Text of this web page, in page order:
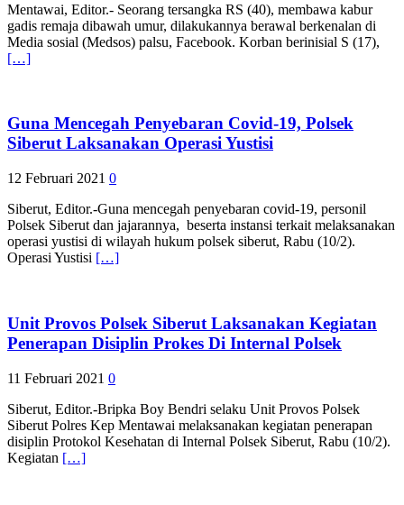
Mentawai, Editor.- Seorang tersangka RS (40), membawa kabur
gadis remaja dibawah umur, dilakukannya berawal berkenalan di
Media sosial (Medsos) palsu, Facebook. Korban berinisial S (17),
[…]
Guna Mencegah Penyebaran Covid-19, Polsek
Siberut Laksanakan Operasi Yustisi
12 Februari 2021 0
Siberut, Editor.-Guna mencegah penyebaran covid-19, personil
Polsek Siberut dan jajarannya, beserta instansi terkait melaksanakan
operasi yustisi di wilayah hukum polsek siberut, Rabu (10/2).
Operasi Yustisi […]
Unit Provos Polsek Siberut Laksanakan Kegiatan
Penerapan Disiplin Prokes Di Internal Polsek
11 Februari 2021 0
Siberut, Editor.-Bripka Boy Bendri selaku Unit Provos Polsek
Siberut Polres Kep Mentawai melaksanakan kegiatan penerapan
disiplin Protokol Kesehatan di Internal Polsek Siberut, Rabu (10/2).
Kegiatan […]